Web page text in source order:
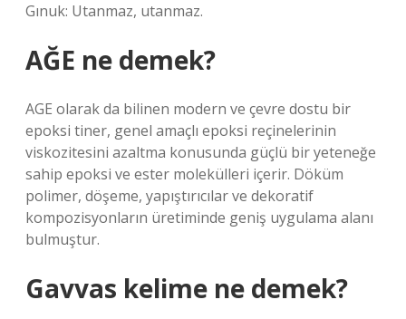
Gınuk: Utanmaz, utanmaz.
AĞE ne demek?
AGE olarak da bilinen modern ve çevre dostu bir
epoksi tiner, genel amaçlı epoksi reçinelerinin
viskozitesini azaltma konusunda güçlü bir yeteneğe
sahip epoksi ve ester molekülleri içerir. Döküm
polimer, döşeme, yapıştırıcılar ve dekoratif
kompozisyonların üretiminde geniş uygulama alanı
bulmuştur.
Gavvas kelime ne demek?